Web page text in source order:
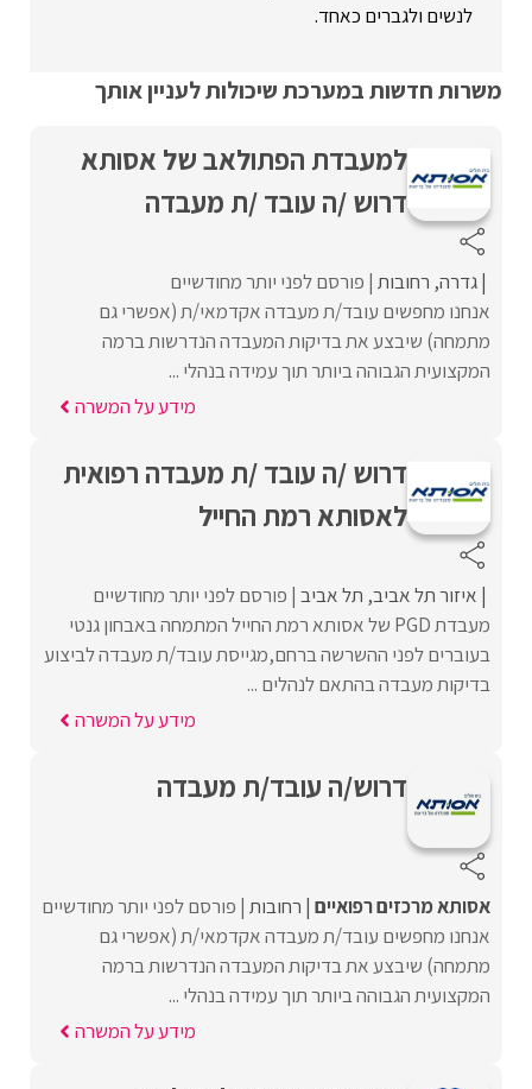
לנשים ולגברים כאחד.
משרות חדשות במערכת שיכולות לעניין אותך
למעבדת הפתולאב של אסותא
דרוש /ה עובד /ת מעבדה
גדרה רחובות פורסם לפני יותר מחודשיים
אנחנו מחפשים עובד/ת מעבדה אקדמאי/ת (אפשרי גם
מתמחה) שיבצע את בדיקות המעבדה הנדרשות ברמה
המקצועית הגבוהה ביותר תוך עמידה בנהלי ...
מידע על המשרה
דרוש /ה עובד /ת מעבדה רפואית
לאסותא רמת החייל
איזור תל אביב תל אביב פורסם לפני יותר מחודשיים
מעבדת PGD של אסותא רמת החייל המתמחה באבחון גנטי
בעוברים לפני ההשרשה ברחם,מגייסת עובד/ת מעבדה לביצוע
בדיקות מעבדה בהתאם לנהלים ...
מידע על המשרה
דרוש/ה עובד/ת מעבדה
אסותא מרכזים רפואיים רחובות פורסם לפני יותר מחודשיים
אנחנו מחפשים עובד/ת מעבדה אקדמאי/ת (אפשרי גם
מתמחה) שיבצע את בדיקות המעבדה הנדרשות ברמה
המקצועית הגבוהה ביותר תוך עמידה בנהלי ...
מידע על המשרה